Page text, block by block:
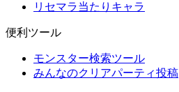
リセマラ当たりキャラ
便利ツール
モンスター検索ツール
みんなのクリアパーティ投稿